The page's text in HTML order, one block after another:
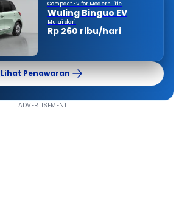
Compact EV for Modern Life
Wuling Binguo EV
Mulai dari
Rp 260 ribu/hari
Lihat Penawaran